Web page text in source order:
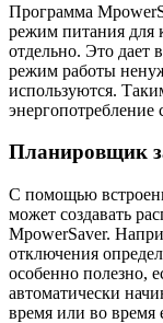
Программа
режим питания для
отдельно. Это дает
режим работы
используются.
Планировщик
С помощью
может создавать
MpowerSaver.
отключения
особенно полезно,
автоматически
время или во время